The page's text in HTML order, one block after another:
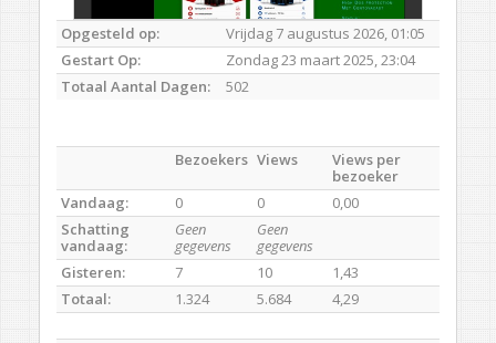
Opgesteld op:
Vrijdag 7 augustus 2026, 01:05
Gestart Op:
Zondag 23 maart 2025, 23:04
Totaal Aantal Dagen:
502
Bezoekers Views
Views per
bezoeker
Vandaag:
0 0
0,00
Schatting
vandaag:
Geen
gegevens
Geen
gegevens
Gisteren:
7 10
1,43
Totaal:
1.324 5.684 4,29